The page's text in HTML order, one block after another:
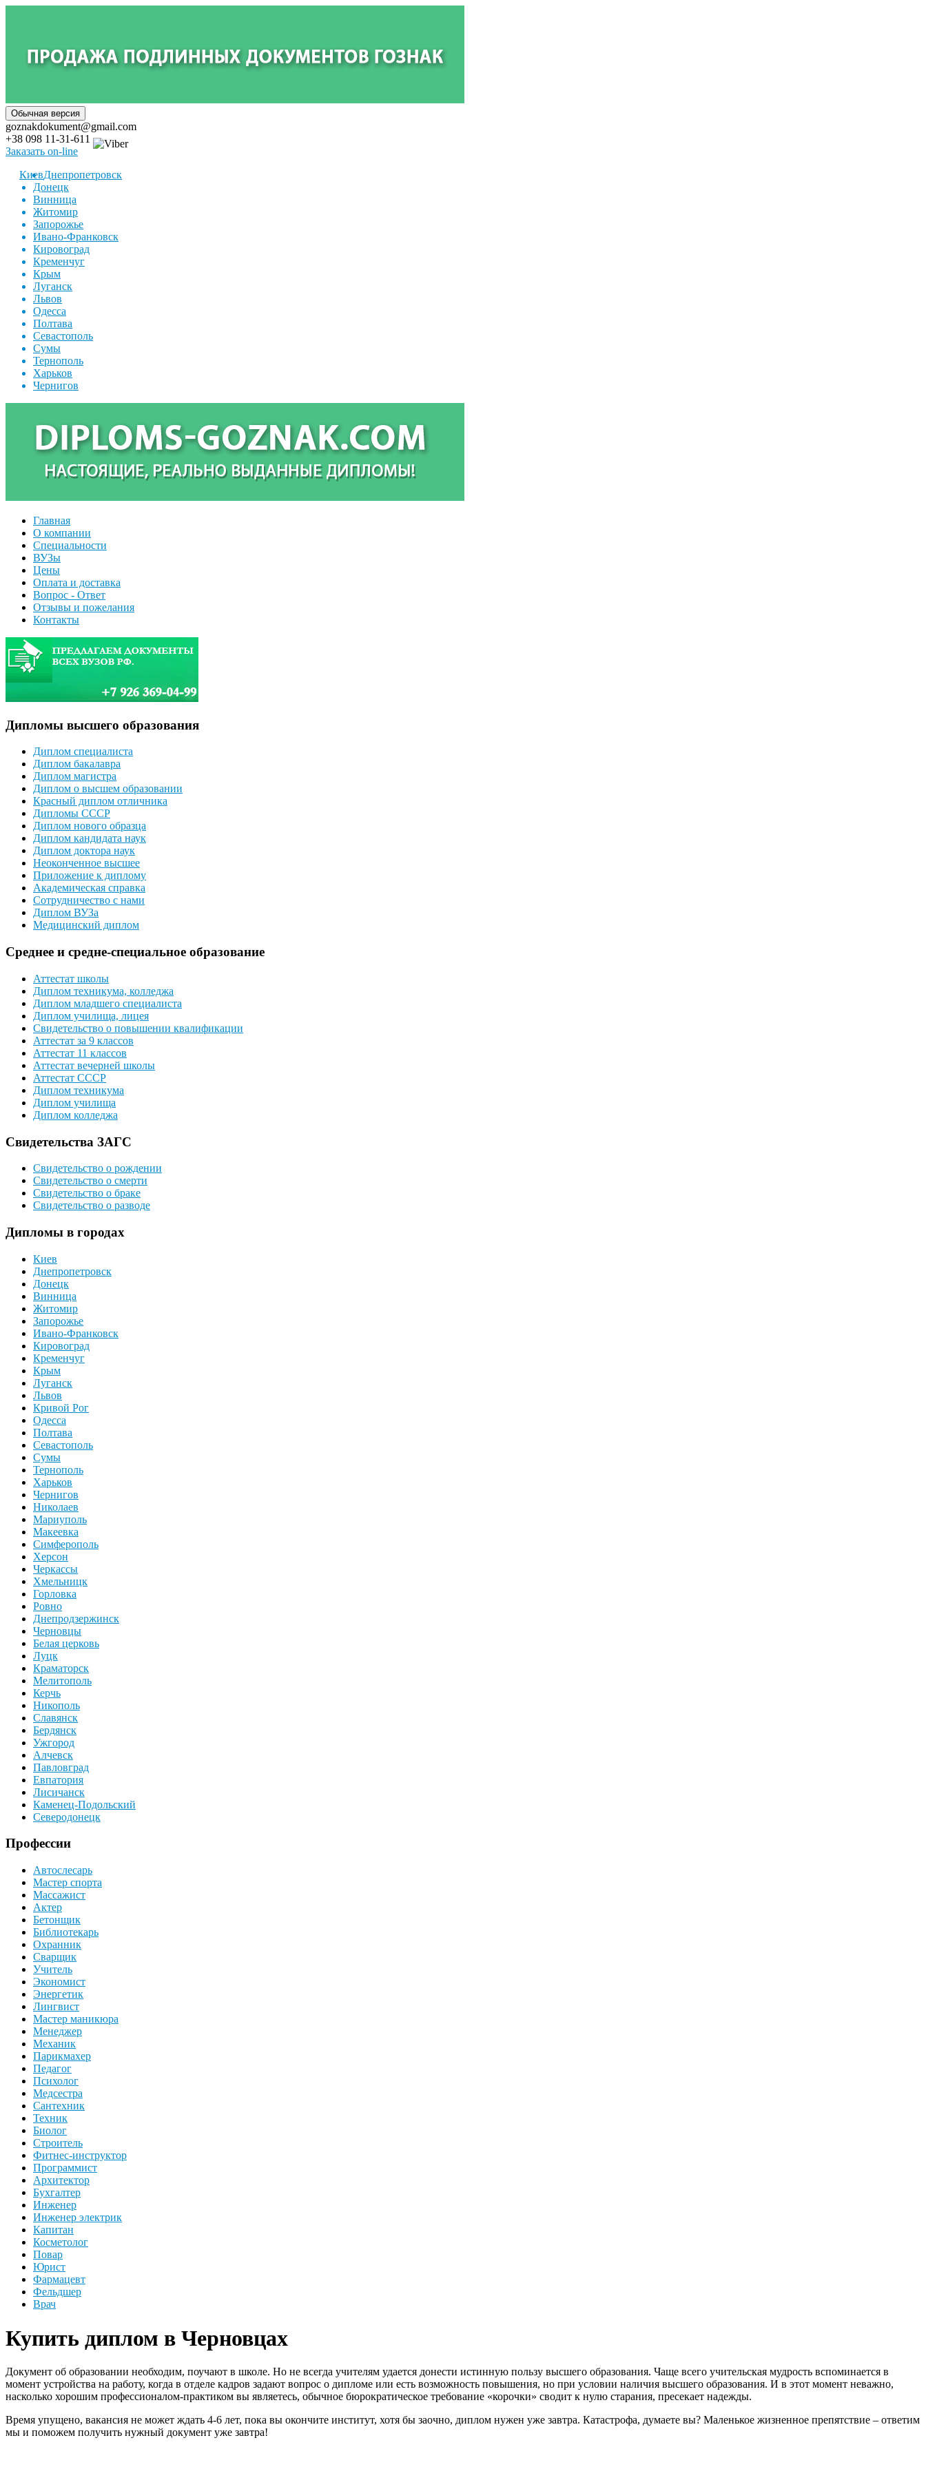
goznakdokument@gmail.com
+38 098 11-31-611
Заказать on-line
КиевДнепропетровск
Донецк
Винница
Житомир
Запорожье
Ивано-Франковск
Кировоград
Кременчуг
Крым
Луганск
Львов
Одесса
Полтава
Севастополь
Сумы
Тернополь
Харьков
Чернигов
Главная
О компании
Специальности
ВУЗы
Цены
Оплата и доставка
Вопрос - Ответ
Отзывы и пожелания
Контакты
Дипломы высшего образования
Диплом специалиста
Диплом бакалавра
Диплом магистра
Диплом о высшем образовании
Красный диплом отличника
Дипломы СССР
Диплом нового образца
Диплом кандидата наук
Диплом доктора наук
Неоконченное высшее
Приложение к диплому
Академическая справка
Сотрудничество с нами
Диплом ВУЗа
Медицинский диплом
Среднее и средне-специальное образование
Аттестат школы
Диплом техникума, колледжа
Диплом младшего специалиста
Диплом училища, лицея
Свидетельство о повышении квалификации
Аттестат за 9 классов
Аттестат 11 классов
Аттестат вечерней школы
Аттестат СССР
Диплом техникума
Диплом училища
Диплом колледжа
Свидетельства ЗАГС
Свидетельство о рождении
Свидетельство о смерти
Свидетельство о браке
Свидетельство о разводе
Дипломы в городах
Киев
Днепропетровск
Донецк
Винница
Житомир
Запорожье
Ивано-Франковск
Кировоград
Кременчуг
Крым
Луганск
Львов
Кривой Рог
Одесса
Полтава
Севастополь
Сумы
Тернополь
Харьков
Чернигов
Николаев
Мариуполь
Макеевка
Симферополь
Херсон
Черкассы
Хмельницк
Горловка
Ровно
Днепродзержинск
Черновцы
Белая церковь
Луцк
Краматорск
Мелитополь
Керчь
Никополь
Славянск
Бердянск
Ужгород
Алчевск
Павловград
Евпатория
Лисичанск
Каменец-Подольский
Северодонецк
Профессии
Автослесарь
Мастер спорта
Массажист
Актер
Бетонщик
Библиотекарь
Охранник
Сварщик
Учитель
Экономист
Энергетик
Лингвист
Мастер маникюра
Менеджер
Механик
Парикмахер
Педагог
Психолог
Медсестра
Сантехник
Техник
Биолог
Строитель
Фитнес-инструктор
Программист
Архитектор
Бухгалтер
Инженер
Инженер электрик
Капитан
Косметолог
Повар
Юрист
Фармацевт
Фельдшер
Врач
Купить диплом в Черновцах
Документ об образовании необходим, поучают в школе. Но не всегда учителям удается донести истинную пользу высшего образования. Чаще всего учительская мудрость вспоминается в
момент устройства на работу, когда в отделе кадров задают вопрос о дипломе или есть возможность повышения, но при условии наличия высшего образования. И в этот момент неважно,
насколько хорошим профессионалом-практиком вы являетесь, обычное бюрократическое требование «корочки» сводит к нулю старания, пресекает надежды.
Время упущено, вакансия не может ждать 4-6 лет, пока вы окончите институт, хотя бы заочно, диплом нужен уже завтра. Катастрофа, думаете вы? Маленькое жизненное препятствие – ответим
мы и поможем получить нужный документ уже завтра!